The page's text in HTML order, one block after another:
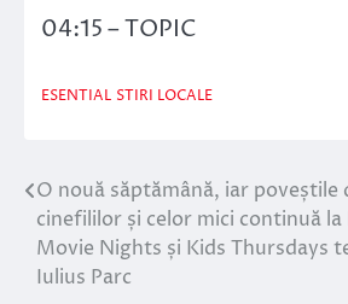
04:15 – TOPIC
ESENTIAL STIRI LOCALE
Navigare
în
articole
O nouă săptămână, iar poveștile
cinefililor și celor mici continuă la
Movie Nights și Kids Thursdays
Iulius Parc